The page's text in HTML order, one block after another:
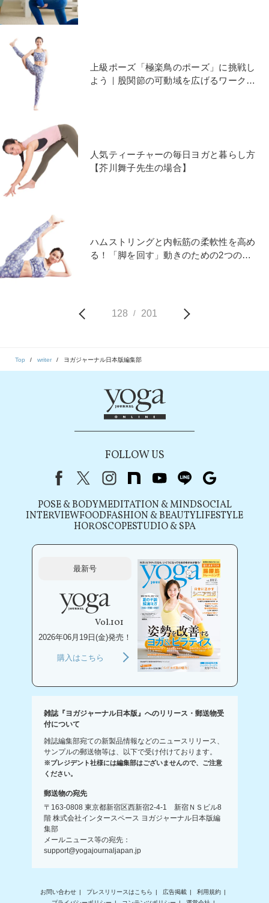
上級ポーズ「極楽鳥のポーズ」に挑戦し
よう｜股関節の可動域を広げるワークと
人気ティーチャーの毎日ヨガと暮らし方
【芥川舞子先生の場合】
ハムストリングと内転筋の柔軟性を高め
る！「脚を回す」動きのための2つのワ
128 / 201
Top writer ヨガジャーナル日本版編集部
FOLLOW US
FacebookX（旧Twitter）
instagram
note youtubeline
POSE & BODYMEDITATION & MINDSOCIAL
INTERVIEWFOODFASHION & BEAUTYLIFESTYLE
HOROSCOPESTUDIO & SPA
最新号
Vol.101
2026年06月19日(金)発売！
購入はこちら
雑誌『ヨガジャーナル日本版』へのリリース・郵送物受
付について
雑誌編集部宛ての新製品情報などのニュースリリース、
サンプルの郵送物等は、以下で受け付けております。
※プレジデント社様には編集部はございませんので、ご注意
ください。
郵送物の宛先
〒163-0808 東京都新宿区西新宿2-4-1 新宿ＮＳビル8
階 株式会社インタースペース ヨガジャーナル日本版編
集部
メールニュース等の宛先：
support@yogajournaljapan.jp
お問い合わせ プレスリリースはこちら 広告掲載
利用規約